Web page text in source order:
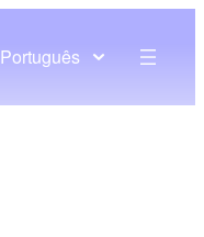
Português